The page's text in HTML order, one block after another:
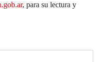
, para su lectura y